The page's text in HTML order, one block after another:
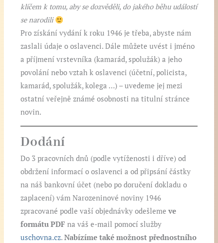
klíčem k tomu, aby se dozvěděli, do jakého běhu událostí
se narodili
Pro získání vydání k roku 1946 je třeba, abyste nám
zaslali údaje o oslavenci. Dále můžete uvést i jméno
a příjmení vrstevníka (kamarád, spolužák) a jeho
povolání nebo vztah k oslavenci (účetní, policista,
kamarád, spolužák, kolega …) – uvedeme jej mezi
ostatní veřejně známé osobnosti na titulní stránce
novin.
Dodání
Do 3 pracovních dnů (podle vytíženosti i dříve) od
obdržení informací o oslavenci a od připsání částky
na náš bankovní účet (nebo po doručení dokladu o
zaplacení) vám Narozeninové noviny 1946
zpracované podle vaší objednávky odešlemeve
formátu PDF na váš e-mail pomocí služby
uschovna.cz.Nabízíme také možnost přednostního